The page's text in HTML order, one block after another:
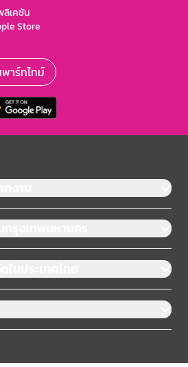
เคชัน
Store
าร์ทไทม์
งาน
รุงเทพมหานคร
นประเทศไทย